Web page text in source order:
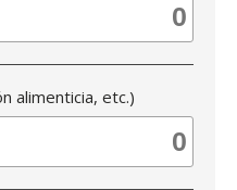
alimenticia, etc.)